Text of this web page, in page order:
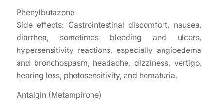
Phenylbutazone
Side effects: Gastrointestinal discomfort, nausea,
diarrhea, sometimes bleeding and ulcers,
hypersensitivity reactions, especially angioedema
and bronchospasm, headache, dizziness, vertigo,
hearing loss, photosensitivity, and hematuria.
Antalgin (Metampirone)